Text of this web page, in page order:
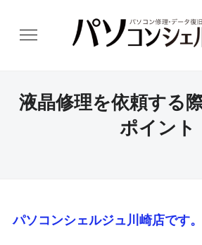
液晶修理を依頼する
ポイント
パソコンシェルジュ川崎店です。